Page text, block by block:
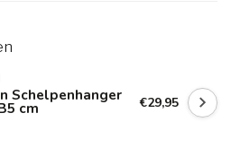
Schelpenhanger
cm €29,95